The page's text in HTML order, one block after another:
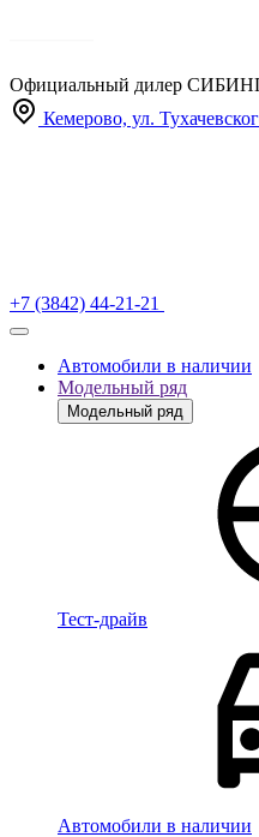
Официальный дилер
Кемерово, ул.
+7 (3842) 44-21-21
Автомобили в наличии
Модельный ряд
Модельный ряд
Тест-драйв
Автомобили в наличии